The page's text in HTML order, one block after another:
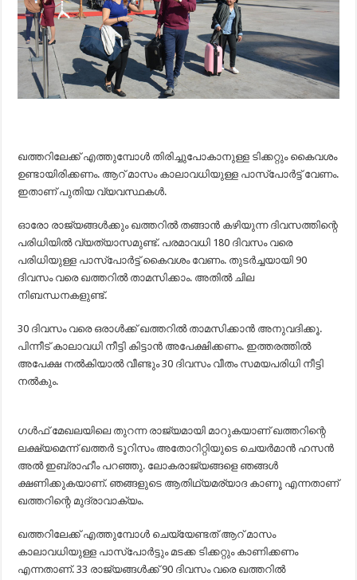
ഖത്തറിലേക്ക് എത്തുമ്പോള്‍ തിരിച്ചുപോകാനുള്ള ടിക്കറ്റും കൈവശം
ഉണ്ടായിരിക്കണം. ആറ് മാസം കാലാവധിയുള്ള പാസ്‌പോര്‍ട്ട് വേണം.
ഇതാണ് പുതിയ വ്യവസ്ഥകള്‍.
ഓരോ രാജ്യങ്ങള്‍ക്കും ഖത്തറില്‍ തങ്ങാന്‍ കഴിയുന്ന ദിവസത്തിന്റെ
പരിധിയില്‍ വ്യത്യാസമുണ്ട്. പരമാവധി 180 ദിവസം വരെ
പരിധിയുള്ള പാസ്‌പോര്‍ട്ട് കൈവശം വേണം. തുടര്‍ച്ചയായി 90
ദിവസം വരെ ഖത്തറില്‍ താമസിക്കാം. അതില്‍ ചില
നിബന്ധനകളുണ്ട്.
30 ദിവസം വരെ ഒരാള്‍ക്ക് ഖത്തറില്‍ താമസിക്കാന്‍ അനുവദിക്കൂ.
പിന്നീട് കാലാവധി നീട്ടി കിട്ടാന്‍ അപേക്ഷിക്കണം. ഇത്തരത്തില്‍
അപേക്ഷ നല്‍കിയാല്‍ വീണ്ടും 30 ദിവസം വീതം സമയപരിധി നീട്ടി
നല്‍കും.
ഗള്‍ഫ് മേഖലയിലെ തുറന്ന രാജ്യമായി മാറുകയാണ് ഖത്തറിന്റെ
ലക്ഷ്യമെന്ന് ഖത്തര്‍ ടൂറിസം അതോറിറ്റിയുടെ ചെയര്‍മാന്‍ ഹസന്‍
അല്‍ ഇബ്രാഹീം പറഞ്ഞു. ലോകരാജ്യങ്ങളെ ഞങ്ങള്‍
ക്ഷണിക്കുകയാണ്. ഞങ്ങളുടെ ആതിഥ്യമര്യാദ കാണൂ എന്നതാണ്
ഖത്തറിന്റെ മുദ്രാവാക്യം.
ഖത്തറിലേക്ക് എത്തുമ്പോള്‍ ചെയ്യേണ്ടത് ആറ് മാസം
കാലാവധിയുള്ള പാസ്‌പോര്‍ട്ടും മടക്ക ടിക്കറ്റും കാണിക്കണം
എന്നതാണ്. 33 രാജ്യങ്ങള്‍ക്ക് 90 ദിവസം വരെ ഖത്തറില്‍